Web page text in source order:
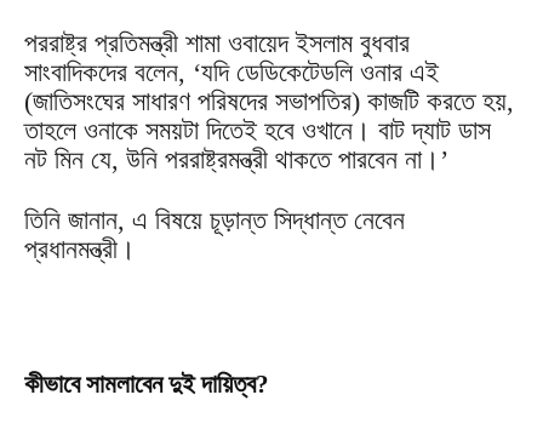
পররাষ্ট্র প্রতিমন্ত্রী শামা ওবায়েদ ইসলাম বুধবার
সাংবাদিকদের বলেন, ‘যদি ডেডিকেটেডলি ওনার এই
(জাতিসংঘের সাধারণ পরিষদের সভাপতির) কাজটি করতে হয়,
তাহলে ওনাকে সময়টা দিতেই হবে ওখানে। বাট দ্যাট ডাস
নট মিন যে, উনি পররাষ্ট্রমন্ত্রী থাকতে পারবেন না।’
তিনি জানান, এ বিষয়ে চূড়ান্ত সিদ্ধান্ত নেবেন
প্রধানমন্ত্রী।
কীভাবে সামলাবেন দুই দায়িত্ব?